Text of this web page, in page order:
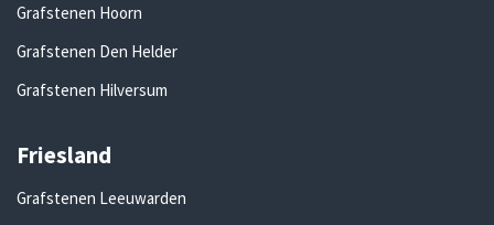
Grafstenen Hoorn
Grafstenen Den Helder
Grafstenen Hilversum
Friesland
Grafstenen Leeuwarden